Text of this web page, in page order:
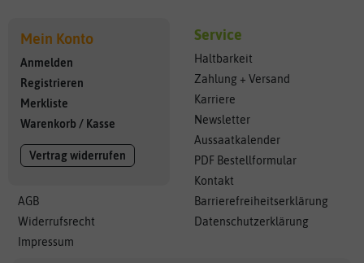
Mein Konto
Anmelden
Registrieren
Merkliste
Warenkorb / Kasse
Vertrag widerrufen
AGB
Widerrufsrecht
Impressum
Service
Haltbarkeit
Zahlung + Versand
Karriere
Newsletter
Aussaatkalender
PDF Bestellformular
Kontakt
Barrierefreiheitserklärung
Datenschutzerklärung